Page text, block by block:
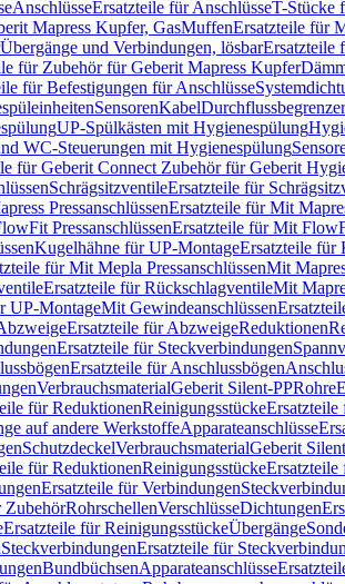
AnschlüsseErsatzteile für AnschlüsseT-Stücke
Mapress Kupfer, GasMuffenErsatzteile für
Übergänge und Verbindungen, lösbarErsatzteile
für Zubehör für Geberit Mapress Kupfer
für Befestigungen für Anschlüsse
SensorenKabelDurchflussbegrenzer
UP-Spülkästen mit Hygienespülung
WC-Steuerungen mit Hygienespülung
für Geberit Connect Zubehör für Geberit
SchrägsitzventileErsatzteile für
PressanschlüssenErsatzteile für Mit
PressanschlüssenErsatzteile für Mit
Kugelhähne für UP-MontageErsatzteile für
für Mit Mepla PressanschlüssenMit
Ersatzteile für RückschlagventileMit
UP-MontageMit Gewindeanschlüssen
Ersatzteile für AbzweigeReduktionen
Ersatzteile für Steckverbindungen
Ersatzteile für Anschlussbögen
VerbrauchsmaterialGeberit Silent-PPRohre
für ReduktionenReinigungsstückeErsatzteile
auf andere WerkstoffeApparateanschlüsse
SchutzdeckelVerbrauchsmaterialGeberit
für ReduktionenReinigungsstückeErsatzteile
Ersatzteile für Verbindungen
ZubehörRohrschellenVerschlüsseDichtungen
Ersatzteile für ReinigungsstückeÜbergänge
SteckverbindungenErsatzteile für
BundbüchsenApparateanschlüsse